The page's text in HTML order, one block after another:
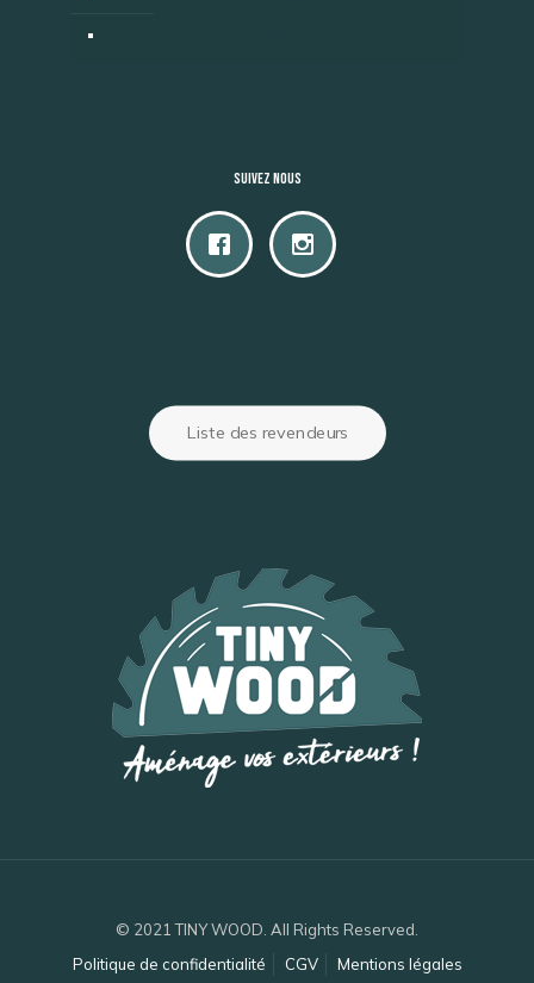
Suivez nous
Liste des revendeurs
© 2021 TINY WOOD. All Rights Reserved.
Politique de confidentialité
CGV Mentions légales